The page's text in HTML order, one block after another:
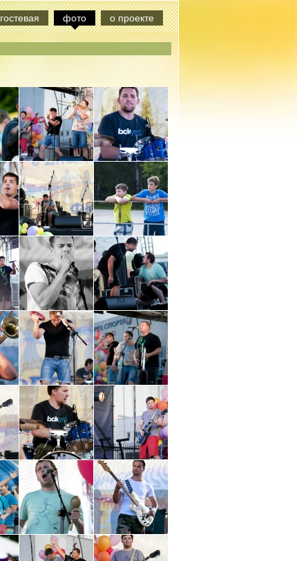
гостевая фото о проекте